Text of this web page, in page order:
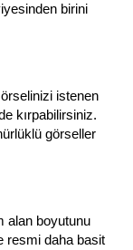
birini
istenen
kırpabilirsiniz.
görseller
alan boyutunu
resmi daha basit